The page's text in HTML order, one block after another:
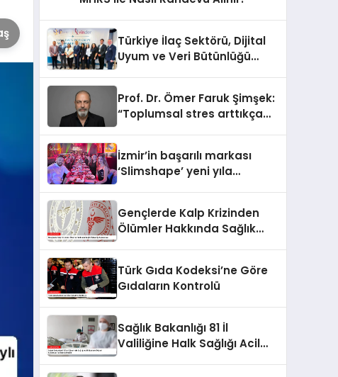
Türkiye İlaç Sektörü, Dijital
Uyum ve Veri Bütünlüğü
Prof. Dr. Ömer Faruk Şimşek:
“Toplumsal stres arttıkça
İzmir’in başarılı markası
‘Slimshape’ yeni yıla
Gençlerde Kalp Krizinden
Ölümler Hakkında Sağlık
Türk Gıda Kodeksi’ne Göre
Gıdaların Kontrolü
Sağlık Bakanlığı 81 İl
Valiliğine Halk Sağlığı Acil